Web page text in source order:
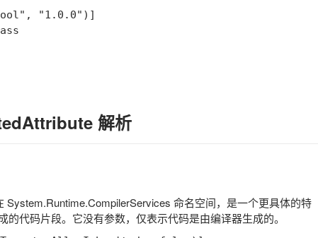
"1.0.0")]
解析
System.Runtime.CompilerServices 命名空间，是一个更具体的特
代码片段。它没有参数，仅表示代码是由编译器生成的。